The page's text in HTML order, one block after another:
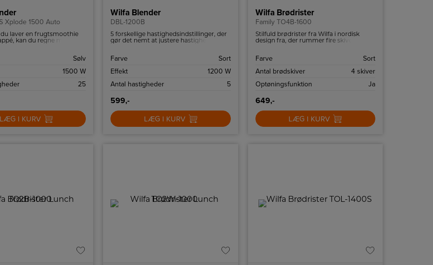
Xplode 1500 Auto
laver en frugtsmoothie
kan du regne med, at
Sølv
1500 W
25
LÆG I KURV
Wilfa Blender
DBL-1200B
5 forskellige hastighedsindstillinger, der
gør det nemt at justere hastighed og
Farve
Sort
Effekt
1200 W
Antal hastigheder
5
599,-
LÆG I KURV
Wilfa Brødrister
Family TO4B-1600
Stilfuld brødrister fra Wilfa i nordisk
design fra, der rummer fire skiver brød
Farve
Sort
Antal brødskiver
4 skiver
Optøningsfunktion
Ja
649,-
LÆG I KURV